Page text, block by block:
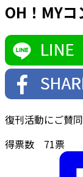
OH！MYコ
復刊活動にご賛
得票数 71票